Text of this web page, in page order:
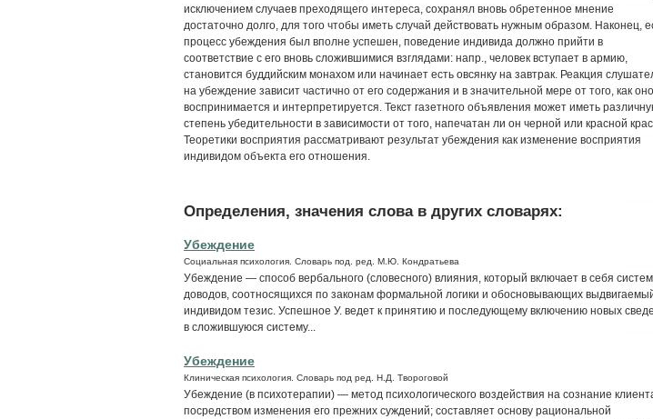
исключением случаев преходящего интереса, сохранял вновь обретенное мнение
достаточно долго, для того чтобы иметь случай действовать нужным образом. Наконец,
процесс убеждения был вполне успешен, поведение индивида должно прийти в
соответствие с его вновь сложившимися взглядами: напр., человек вступает в армию,
становится буддийским монахом или начинает есть овсянку на завтрак. Реакция
на убеждение зависит частично от его содержания и в значительной мере от того, как оно
воспринимается и интерпретируется. Текст газетного объявления может иметь
степень убедительности в зависимости от того, напечатан ли он черной или красной
Теоретики восприятия рассматривают результат убеждения как изменение восприятия
индивидом объекта его отношения.
Определения, значения слова в других словарях:
Убеждение
Социальная психология. Словарь под. ред. М.Ю. Кондратьева
Убеждение — способ вербального (словесного) влияния, который включает в себя
доводов, соотносящихся по законам формальной логики и обосновывающих
индивидом тезис. Успешное У. ведет к принятию и последующему включению новых
в сложившуюся систему...
Убеждение
Клиническая психология. Словарь под ред. Н.Д. Твороговой
Убеждение (в психотерапии) — метод психологического воздействия на сознание
посредством изменения его прежних суждений; составляет основу рациональной